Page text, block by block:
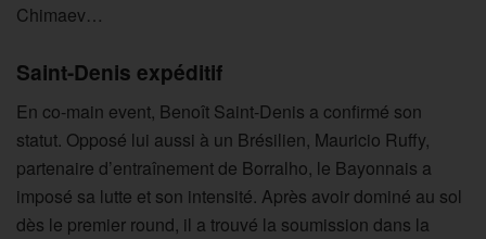
Chimaev…
Saint-Denis expéditif
En co-main event, Benoît Saint-Denis a confirmé son
statut. Opposé lui aussi à un Brésilien, Mauricio Ruffy,
partenaire d’entraînement de Borralho, le Bayonnais a
imposé sa lutte et son intensité. Après avoir dominé au sol
dès le premier round, il a trouvé la soumission dans la